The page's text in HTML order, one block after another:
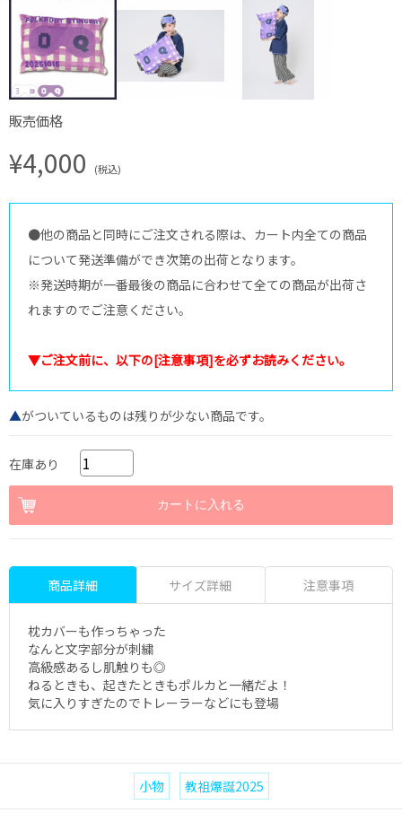
販売価格
¥4,000 (税込)
●他の商品と同時にご注文される際は、カート内全ての商品
について発送準備ができ次第の出荷となります。
※発送時期が一番最後の商品に合わせて全ての商品が出荷さ
れますのでご注意ください。
▼ご注文前に、以下の[注意事項]を必ずお読みください。
▲がついているものは残りが少ない商品です。
在庫あり
商品詳細 サイズ詳細 注意事項
枕カバーも作っちゃった
なんと文字部分が刺繍
高級感あるし肌触りも◎
ねるときも、起きたときもポルカと一緒だよ！
気に入りすぎたのでトレーラーなどにも登場
小物 教祖爆誕2025